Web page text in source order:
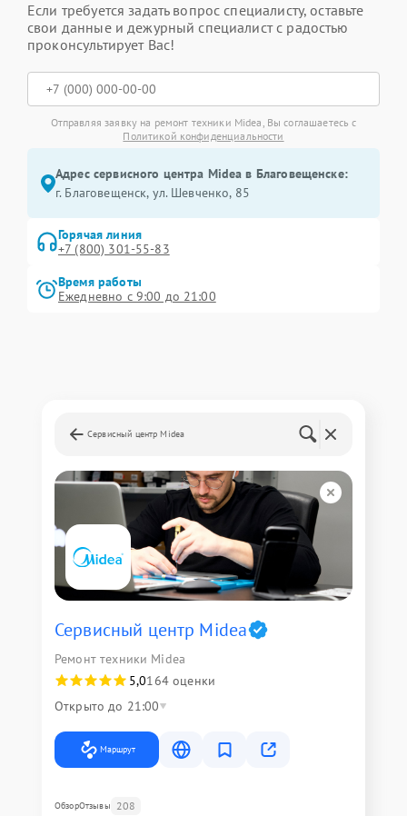
Если требуется задать вопрос специалисту, оставьте
свои данные и дежурный специалист с радостью
проконсультирует Вас!
Отправляя заявку на ремонт техники Midea, Вы соглашаетесь с
Политикой конфиденциальности
Адрес сервисного центра Midea в Благовещенске:
г. Благовещенск, ул. Шевченко, 85
Горячая линия
+7 (800) 301-55-83
Время работы
Ежедневно с 9:00 до 21:00
Сервисный центр Midea
Сервисный центр Midea
Ремонт техники Midea
5,0164 оценки
Открыто до 21:00
Маршрут
ОбзорОтзывы 208